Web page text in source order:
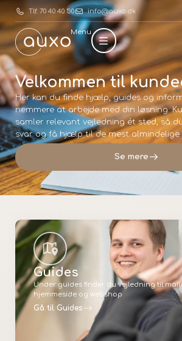
Tlf. 70 40 40 50 info@auxo.dk
Menu
Velkommen til
Her kan du finde hjælp, guides og
nemmere at arbejde med din løsning.
samler relevant vejledning ét sted, så
svar og få hjælp til de mest almindelige
Se mere
Guides
Under guides finder du vejledning til
hjemmeside og webshop
Gå til Guides